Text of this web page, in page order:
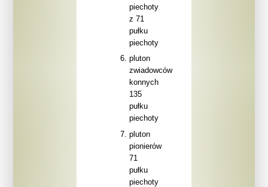
piechoty
z 71
pułku
piechoty
pluton
zwiadowców
konnych
135
pułku
piechoty
pluton
pionierów
71
pułku
piechoty